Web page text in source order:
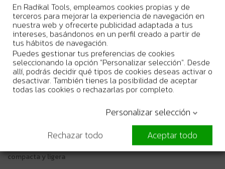
¿Por qué comprar en Radikal Tools?
Entrega en 24/48h laborables
Stock real. Envío urgente disponible
Garantia Oficial del Fabricante
Batería de iones de litio de 10,8 V,
compacta y ligera
En Radikal Tools, empleamos cookies propias y de
terceros para mejorar la experiencia de navegación en
nuestra web y ofrecerte publicidad adaptada a tus
intereses, basándonos en un perfil creado a partir de
tus hábitos de navegación.
Puedes gestionar tus preferencias de cookies
seleccionando la opción "Personalizar selección". Desde
allí, podrás decidir qué tipos de cookies deseas activar o
desactivar. También tienes la posibilidad de aceptar
todas las cookies o rechazarlas por completo.
Personalizar selección
Rechazar todo
Aceptar todo